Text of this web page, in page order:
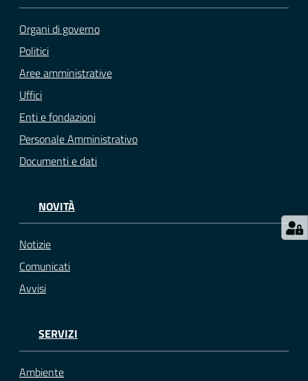
e
Sportello
telematico
SUE
Tutti
gli
argomenti...
Seguici
su
Organi di governo
Politici
Aree amministrative
Uffici
Enti e fondazioni
Personale Amministrativo
Documenti e dati
NOVITÀ
Notizie
Comunicati
Avvisi
SERVIZI
Ambiente